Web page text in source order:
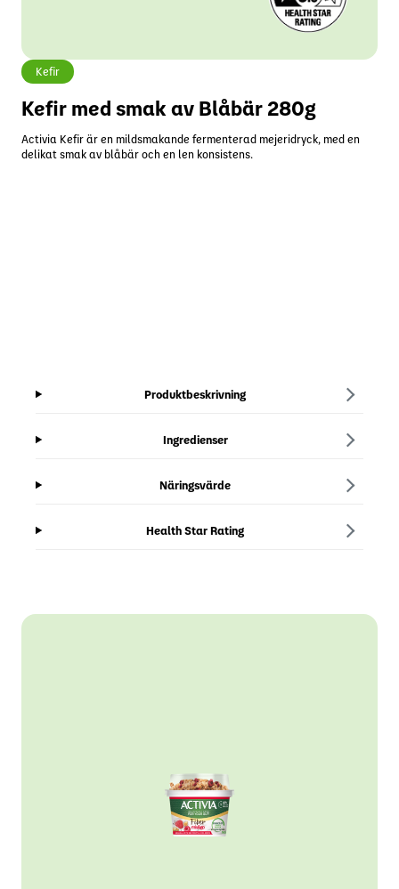
Kefir
Kefir med smak av Blåbär 280g
Activia Kefir är en mildsmakande fermenterad mejeridryck, med en
delikat smak av blåbär och en len konsistens.
Produktbeskrivning
Ingredienser
Näringsvärde
Health Star Rating